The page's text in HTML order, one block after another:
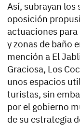
Así, subrayan los
oposición
actuaciones para
y zonas de baño
mención a El
Graciosa, Los
unos espacios
turistas, sin
por el gobierno
de su estrategia